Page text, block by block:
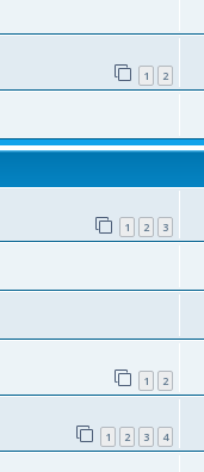
1 2
1 2 3
1 2
1 2 3 4